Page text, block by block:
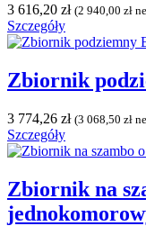
3 616,20 zł (2 940,00 zł
Szczegóły
Zbiornik
3 774,26 zł (3 068,50 zł
Szczegóły
Zbiornik na